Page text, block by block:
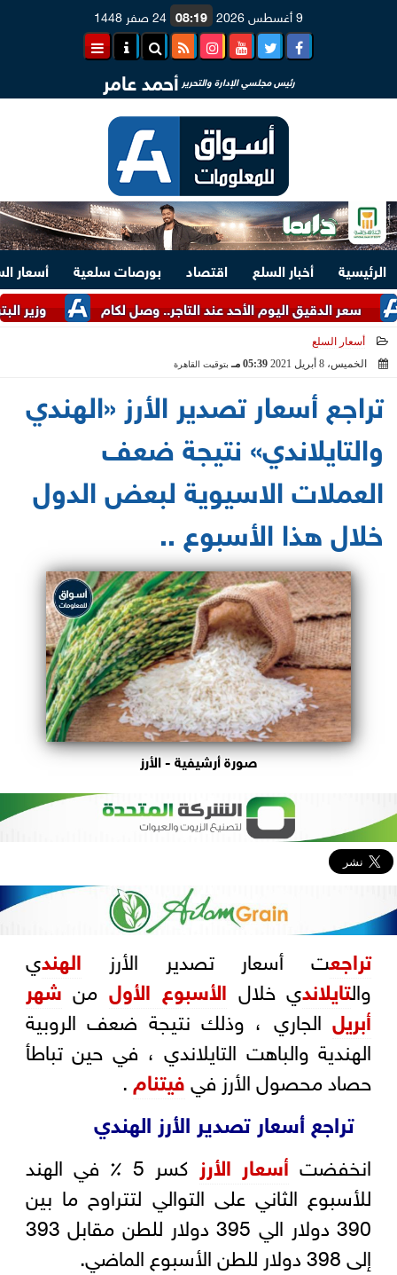
9 أغسطس 2026 08:19 24 صفر 1448
رئيس مجلسي الإدارة والتحرير أحمد عامر
الرئيسية أخبار السلع اقتصاد بورصات سلعية
أسعار
وزير البترول: التوسع
اليوم الأحد عند التاجر.. وصل لكام
أسعار السلع
الخميس، 8 أبريل 2021
05:39 مـ بتوقيت القاهرة
تراجع أسعار تصدير الأرز «الهندي
والتايلاندي» نتيجة ضعف
العملات الاسيوية لبعض الدول
خلال هذا الأسبوع ..
صورة أرشيفية - الأرز
تراجعت أسعار تصدير الأرز الهندي
والتايلاندي خلال الأسبوع الأولمن شهر
أبريلالجاري ، وذلك نتيجة ضعف الروبية
الهندية والباهت التايلاندي ، في حين تباطأ
حصاد محصول الأرز فيفيتنام.
تراجع أسعار تصدير الأرز الهندي
انخفضت أسعار الأرز
كسر 5 ٪ في الهند
للأسبوع الثاني على التوالي لتتراوح ما بين
390 دولار الي 395 دولار للطن مقابل 393
إلى 398 دولار للطن الأسبوع الماضي.